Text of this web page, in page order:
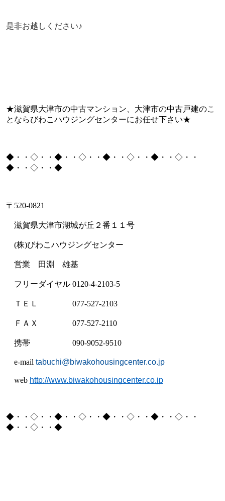
是非お越しください♪
★滋賀県大津市の中古マンション、大津市の中古戸建のこ
とならびわこハウジングセンターにお任せ下さい★
◆・・◇・・◆・・◇・・◆・・◇・・◆・・◇・・
◆・・◇・・◆
〒 520-0821
滋賀県大津市湖城が丘２番１１号
(株)びわこハウジングセンター
営業 田淵 雄基
フリーダイヤル0120-4-2103-5
ＴＥＬ 077-527-2103
ＦＡＸ 077-527-2110
携帯 090-9052-9510
e-mail tabuchi@biwakohousingcenter.co.jp
web http://www.biwakohousingcenter.co.jp
◆・・◇・・◆・・◇・・◆・・◇・・◆・・◇・・
◆・・◇・・◆